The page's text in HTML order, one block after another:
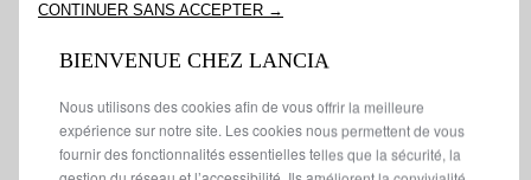
CONTINUER SANS ACCEPTER →
BIENVENUE CHEZ LANCIA
Nous utilisons des cookies afin de vous offrir la meilleure
expérience sur notre site. Les cookies nous permettent de vous
fournir des fonctionnalités essentielles telles que la sécurité, la